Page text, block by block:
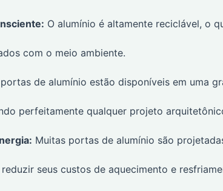
O alumínio é altamente reciclável, o
com o meio ambiente.
de alumínio estão disponíveis em uma
perfeitamente qualquer projeto
Muitas portas de alumínio são
seus custos de aquecimento e